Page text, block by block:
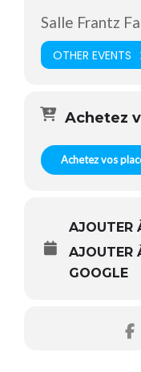
Salle Frantz
OTHER EVENTS
Achetez
Achetez vos
AJOUTER
AJOUTER
GOOGLE